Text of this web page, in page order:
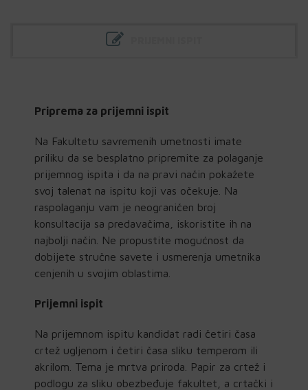
Priprema za prijemni ispit
Na Fakultetu savremenih umetnosti imate
priliku da se besplatno pripremite za polaganje
prijemnog ispita i da na pravi način pokažete
svoj talenat na ispitu koji vas očekuje. Na
raspolaganju vam je neograničen broj
konsultacija sa predavačima, iskoristite ih na
najbolji način. Ne propustite mogućnost da
dobijete stručne savete i usmerenja umetnika
cenjenih u svojim oblastima.
Prijemni ispit
Na prijemnom ispitu kandidat radi četiri časa
crtež ugljenom i četiri časa sliku temperom ili
akrilom. Tema je mrtva priroda. Papir za crtež i
podlogu za sliku obezbeđuje fakultet, a crtački i